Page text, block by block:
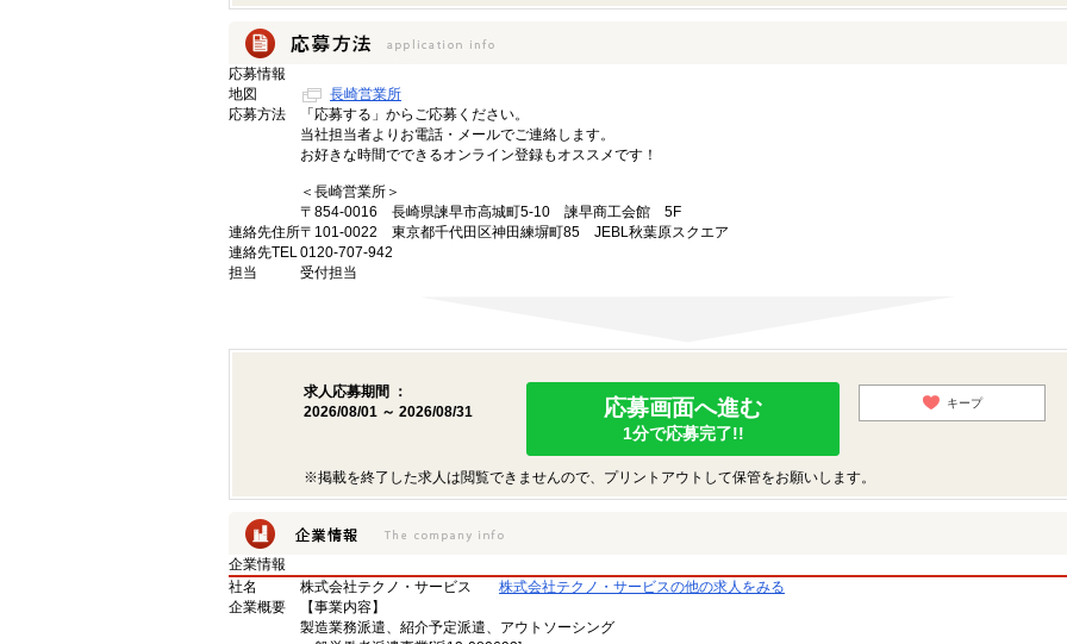
応募情報
地図
長崎営業所
応募方法
「応募する」からご応募ください。
当社担当者よりお電話・メールでご連絡します。
お好きな時間でできるオンライン登録もオススメです！
＜長崎営業所＞
〒854-0016 長崎県諫早市高城町5-10 諫早商工会館 5F
連絡先住所〒101-0022 東京都千代田区神田練塀町85 JEBL秋葉原スクエア
連絡先TEL0120-707-942
担当
受付担当
求人応募期間 ：
2026/08/01 ～ 2026/08/31
応募画面へ進む
1分で応募完了!!
キープ
※掲載を終了した求人は閲覧できませんので、プリントアウトして保管をお願いします。
企業情報
社名
株式会社テクノ・サービス
株式会社テクノ・サービスの他の求人をみる
企業概要
【事業内容】
製造業務派遣、紹介予定派遣、アウトソーシング